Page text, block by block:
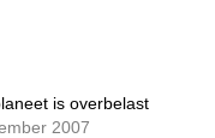
is overbelast
2007